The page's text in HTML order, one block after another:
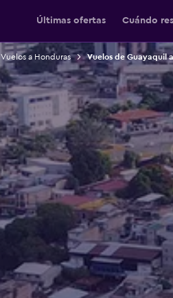
Últimas ofertas Cuándo
Vuelos a Honduras Vuelos de Guayaquil